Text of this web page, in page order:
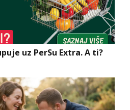
uz PerSu Extra. A ti?